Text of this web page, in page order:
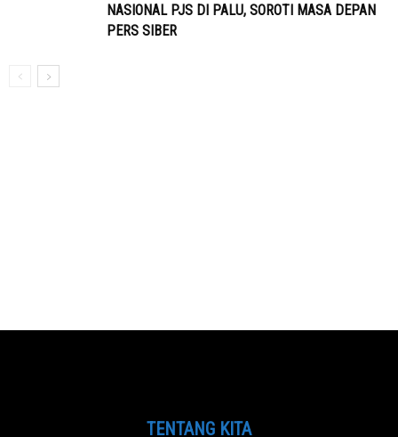
NASIONAL PJS DI PALU, SOROTI MASA DEPAN
PERS SIBER
TENTANG KITA